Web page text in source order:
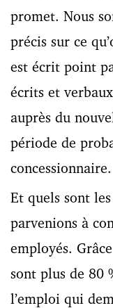
promet. Nous
précis sur ce
est écrit point
écrits et
auprès du
période de
concessionnaire.
Et quels sont
parvenions à
employés.
sont plus de 80
l’emploi qui